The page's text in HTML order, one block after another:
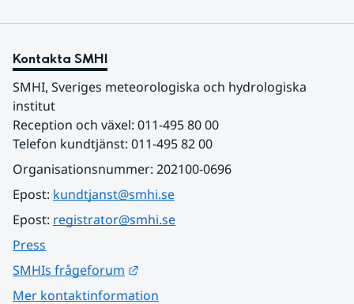
Kontakta SMHI
SMHI, Sveriges meteorologiska och hydrologiska
institut
Reception och växel: 011-495 80 00
Telefon kundtjänst: 011-495 82 00
Organisationsnummer: 202100-0696
Epost: kundtjanst@smhi.se
Epost: registrator@smhi.se
Press
SMHIs frågeforum
Mer kontaktinformation